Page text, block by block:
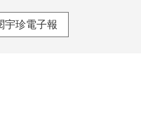
宇珍電子報